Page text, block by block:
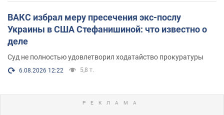
ВАКС избрал меру пресечения экс-послу
Украины в США Стефанишиной: что известно о
деле
Суд не полностью удовлетворил ходатайство прокуратуры
6.08.2026 12:22 5,8 т.